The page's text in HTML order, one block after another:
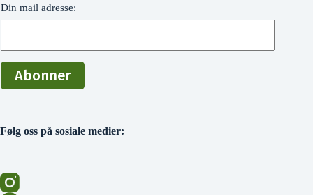
Din mail adresse:
Følg oss på sosiale medier: